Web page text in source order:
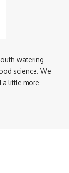
watering
science. We
a little more